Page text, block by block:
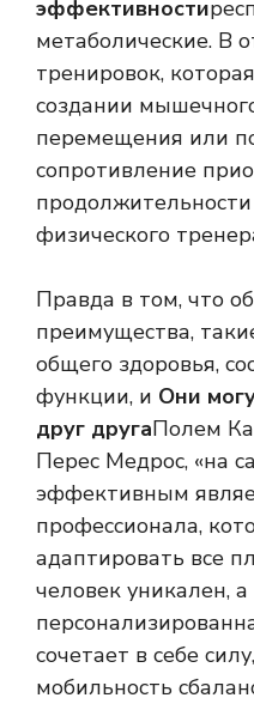
эффективности
метаболические. В
тренировок,
создании
перемещения или
сопротивление
физического
Правда в том, что
преимущества,
общего здоровья,
функции, и Они
друг другаПолем
Перес Медрос, «на
эффективным
профессионала,
адаптировать все
человек уникален,
сочетает в себе
мобильность